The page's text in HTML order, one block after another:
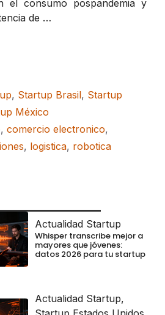
el consumo pospandemia y
de …
, Startup Brasil, Startup
México
, comercio electronico,
, logistica, robotica
Actualidad Startup
Whisper transcribe mejor a
mayores que jóvenes:
datos 2026 para tu startup
Actualidad Startup,